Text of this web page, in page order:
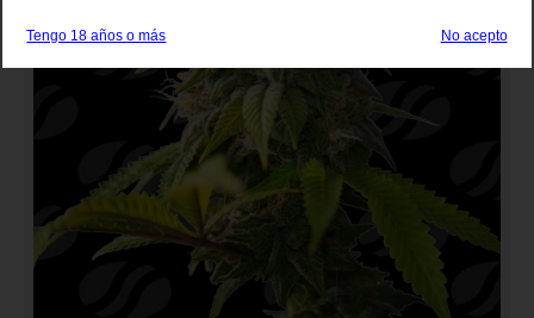
Tengo 18 años o más No acepto